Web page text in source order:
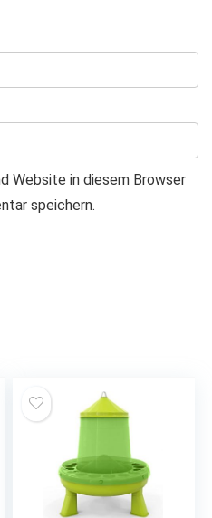
Website in diesem Browser
speichern.